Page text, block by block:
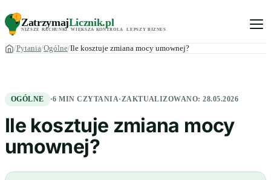
ZatrzymajLicznik.pl
NIŻSZE RACHUNKI. WIĘKSZA KONTROLA LEPSZY BIZNES
Pytania Ogólne Ile kosztuje zmiana mocy umownej?
OGÓLNE ·6 MIN CZYTANIA·ZAKTUALIZOWANO:28.05.2026
Ile kosztuje zmiana mocy
umownej?